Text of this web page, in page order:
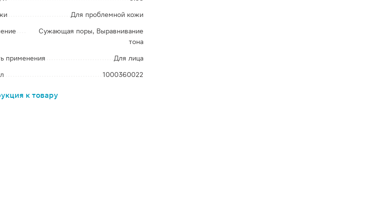
Для проблемной кожи
Сужающая поры, Выравнивание
тона
применения Для лица
1000360022
к товару